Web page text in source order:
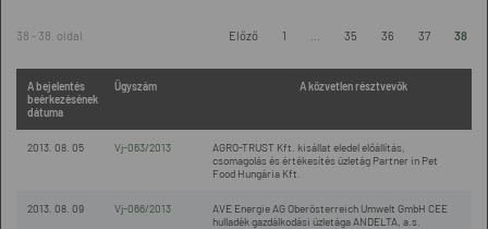
38 - 38. oldal Előző 1 35 36 37 38
A bejelentés
beérkezésének
dátuma
Ügyszám A közvetlen résztvevők
2013. 08. 05 Vj-063/2013
AGRO-TRUST Kft. kisállat eledel előállítás,
csomagolás és értékesítés üzletág Partner in Pet
Food Hungária Kft.
2013. 08. 09 Vj-066/2013
AVE Energie AG Oberösterreich Umwelt GmbH CEE
hulladék gazdálkodási üzletága ANDELTA, a.s.